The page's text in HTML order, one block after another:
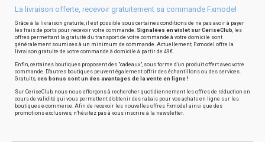
La livraison offerte, recevoir gratuitement sa commande Fxmodel
Grâce à la livraison gratuite, il est possible sous certaines conditions de ne pas avoir à payer
les frais de ports pour recevoir votre commande. Signalées en violet sur CeriseClub, les
offres permettant la gratuité du transport de votre commande à votre domicile sont
généralement soumises à un minimum de commande. Actuellement, Fxmodel offre la
livraison gratuite de votre commande à domicile à partir de 49€.
Enfin, certaines boutiques proposent des "cadeaux", sous forme d'un produit offert avec votre
commande. D'autres boutiques peuvent également offrir des échantillons ou des services.
Gratuits, ces bonus sont un des avantages de la vente en ligne !
Sur CeriseClub, nous nous efforçons à rechercher quotidiennement les offres de réduction en
cours de validité qui vous permettent d'obtenir des rabais pour vos achats en ligne sur les
boutiques e-commerce. Afin de recevoir les nouvelles offres Fxmodel ainsi que des
promotions exclusives, n'hésitez pas à vous inscrire à la newsletter.